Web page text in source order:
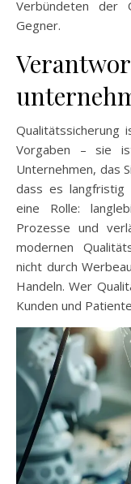
Verbündeten der
Gegner.
Qualitätssicherung
Vorgaben – sie
Unternehmen, das
dass es langfristig
eine Rolle:
Prozesse und
modernen
nicht durch
Handeln. Wer
Kunden und